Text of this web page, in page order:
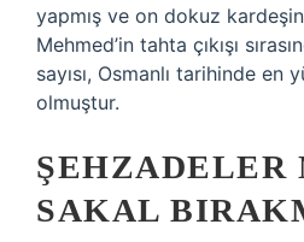
yapmış ve on dokuz
Mehmed’in tahta çıkışı
sayısı, Osmanlı tarihinde en
olmuştur.
ŞEHZADELER
SAKAL